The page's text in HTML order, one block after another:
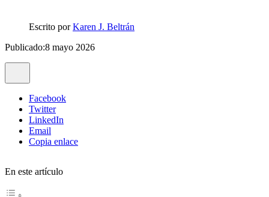
Escrito porKaren J. Beltrán
Publicado:8 mayo 2026
Facebook
Twitter
LinkedIn
Email
Copia enlace
En este artículo